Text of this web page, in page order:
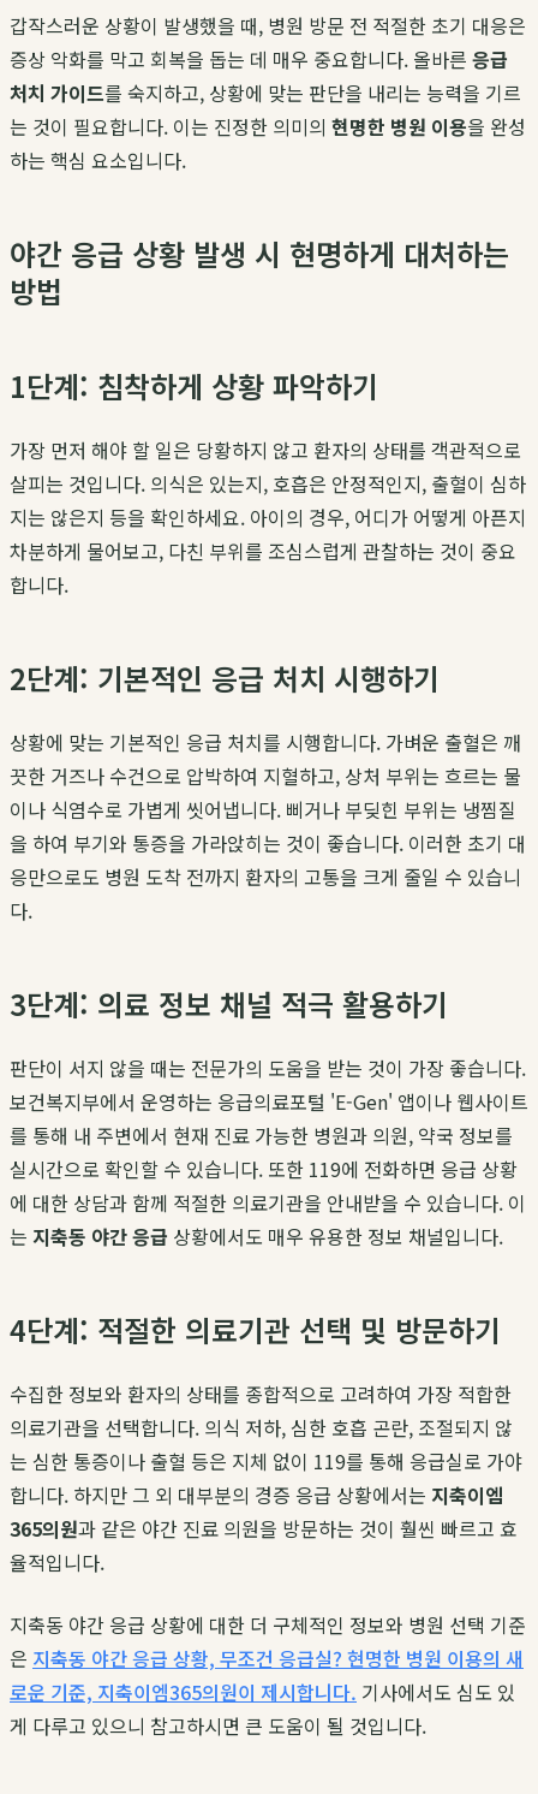
갑작스러운 상황이 발생했을 때, 병원 방문 전 적절한 초기 대응은
증상 악화를 막고 회복을 돕는 데 매우 중요합니다. 올바른 응급
처치 가이드를 숙지하고, 상황에 맞는 판단을 내리는 능력을 기르
는 것이 필요합니다. 이는 진정한 의미의 현명한 병원 이용을 완성
하는 핵심 요소입니다.
야간 응급 상황 발생 시 현명하게 대처하는
방법
1단계: 침착하게 상황 파악하기
가장 먼저 해야 할 일은 당황하지 않고 환자의 상태를 객관적으로
살피는 것입니다. 의식은 있는지, 호흡은 안정적인지, 출혈이 심하
지는 않은지 등을 확인하세요. 아이의 경우, 어디가 어떻게 아픈지
차분하게 물어보고, 다친 부위를 조심스럽게 관찰하는 것이 중요
합니다.
2단계: 기본적인 응급 처치 시행하기
상황에 맞는 기본적인 응급 처치를 시행합니다. 가벼운 출혈은 깨
끗한 거즈나 수건으로 압박하여 지혈하고, 상처 부위는 흐르는 물
이나 식염수로 가볍게 씻어냅니다. 삐거나 부딪힌 부위는 냉찜질
을 하여 부기와 통증을 가라앉히는 것이 좋습니다. 이러한 초기 대
응만으로도 병원 도착 전까지 환자의 고통을 크게 줄일 수 있습니
다.
3단계: 의료 정보 채널 적극 활용하기
판단이 서지 않을 때는 전문가의 도움을 받는 것이 가장 좋습니다.
보건복지부에서 운영하는 응급의료포털 'E-Gen' 앱이나 웹사이트
를 통해 내 주변에서 현재 진료 가능한 병원과 의원, 약국 정보를
실시간으로 확인할 수 있습니다. 또한 119에 전화하면 응급 상황
에 대한 상담과 함께 적절한 의료기관을 안내받을 수 있습니다. 이
는 지축동 야간 응급 상황에서도 매우 유용한 정보 채널입니다.
4단계: 적절한 의료기관 선택 및 방문하기
수집한 정보와 환자의 상태를 종합적으로 고려하여 가장 적합한
의료기관을 선택합니다. 의식 저하, 심한 호흡 곤란, 조절되지 않
는 심한 통증이나 출혈 등은 지체 없이 119를 통해 응급실로 가야
합니다. 하지만 그 외 대부분의 경증 응급 상황에서는 지축이엠
365의원과 같은 야간 진료 의원을 방문하는 것이 훨씬 빠르고 효
율적입니다.
지축동 야간 응급 상황에 대한 더 구체적인 정보와 병원 선택 기준
은 지축동 야간 응급 상황, 무조건 응급실? 현명한 병원 이용의 새
로운 기준, 지축이엠365의원이 제시합니다. 기사에서도 심도 있
게 다루고 있으니 참고하시면 큰 도움이 될 것입니다.